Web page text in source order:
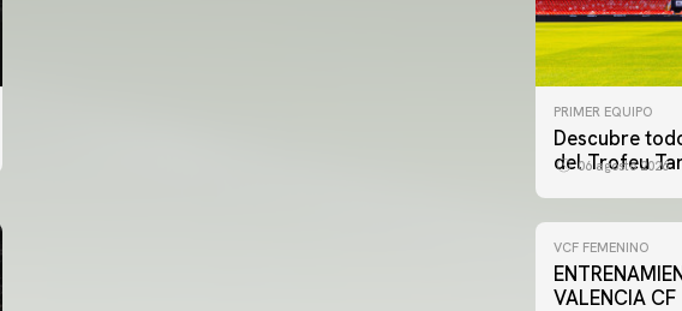
PRIMER EQUIPO
Descubre
del Trofeu
06 agosto 2026
VCF FEMENINO
VALENCIA CF